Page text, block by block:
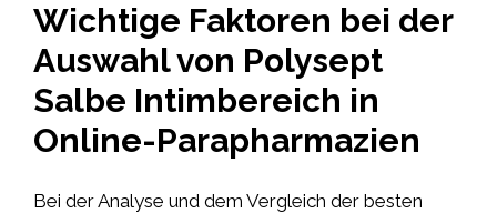
Wichtige Faktoren bei der
Auswahl von Polysept
Salbe Intimbereich in
Online-Parapharmazien
Bei der Analyse und dem Vergleich der besten